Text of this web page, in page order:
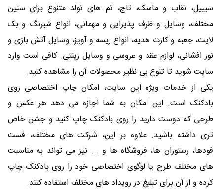
سیبیل، نقاب و ماسک، تاج، تم های تولد متنوع برای سنین
مختلف، وسایل و ظرف پذیرایی و مهمانی، انواع شبرنگ و بک
لایت، جعبه و کارت هدیه، انواع ریسه و آویز، وسایل آتش بازی و
نور افشانی، لوازم عقد و عروسی و وسایل زینتی. کافی است وارد
سایت شوید تا تنوع بی نظیر محصولات آن را مشاهده کنید.
یکی از خدمات ویژه این سایت، امکان چاپ اختصاصی روی
بادکنک است. این امکان به شما اجازه می دهد هر عکس و
طرحی که دوست دارید را روی بادکنک چاپ کنید و جشن خاص
تری داشته باشید. علاوه بر این، شرکت های مختلف، فست
فودها، رستوران ها، فروشگاه ها و ... نیز می تواند به مناسبت
های مختلف طرح یا لوگوی اختصاصی خود را روی بادکنک چاپ
کرده و از آن برای تبلیغ در رویداد های مختلف استفاده کنند.